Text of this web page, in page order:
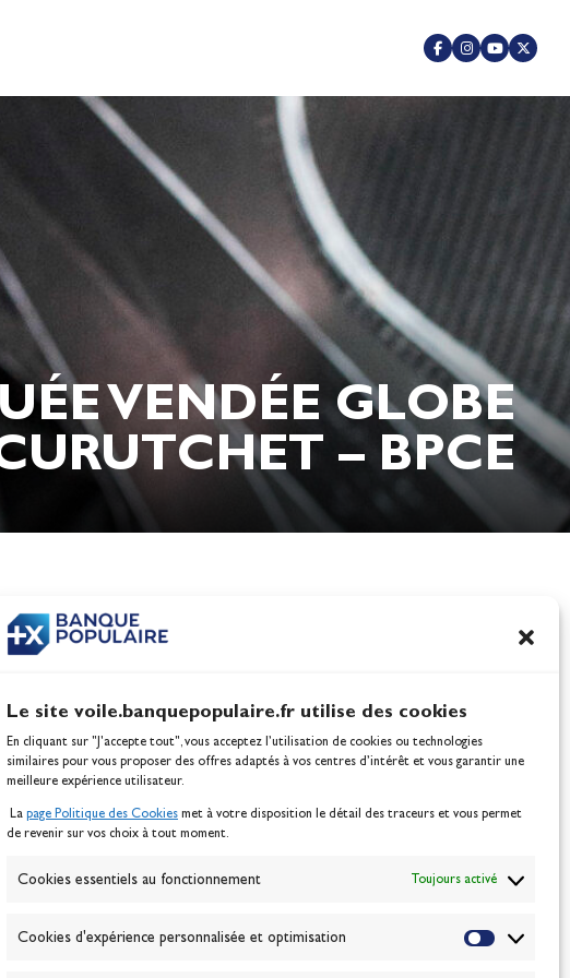
Le site voile.banquepopulaire.fr utilise des cookies
En cliquant sur "J'accepte tout", vous acceptez l’utilisation de cookies ou technologies
similaires pour vous proposer des offres adaptés à vos centres d’intérêt et vous garantir une
meilleure expérience utilisateur.
La page Politique des Cookies met à votre disposition le détail des traceurs et vous permet
de revenir sur vos choix à tout moment.
Cookies essentiels au fonctionnement Toujours activé
Cookies d'expérience personnalisée et optimisation
VENDÉE GLOBE
– BPCE
100% Glisse - Écoles
ABONNEZ-VOUS